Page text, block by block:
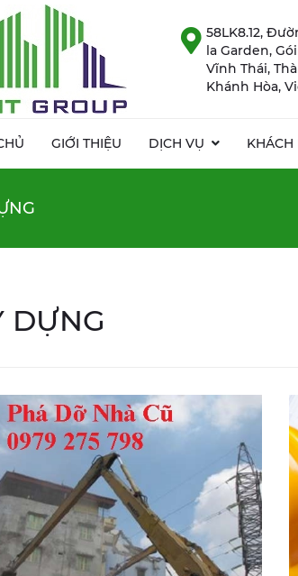
GIỚI THIỆU DỊCH VỤ KHÁCH
58LK8.12,
la Garden,
Vĩnh Thái,
Khánh Hòa,
DỰNG